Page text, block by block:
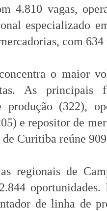
4.810 vagas,
especializado
com 634
o maior
As principais
(322),
e repositor de
Curitiba reúne
regionais de
de linha de